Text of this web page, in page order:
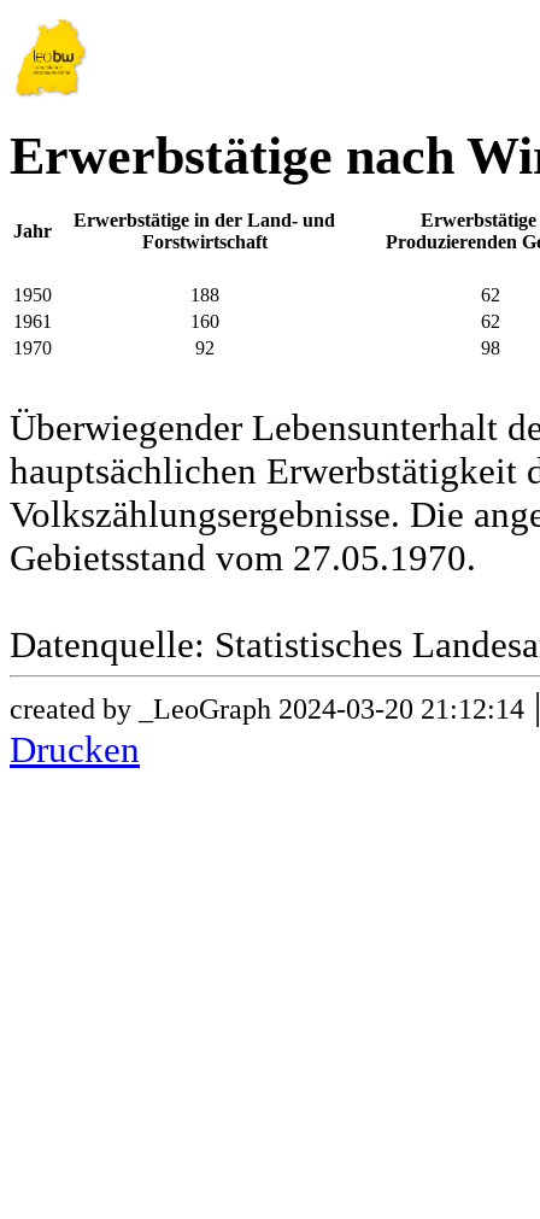
Erwerbstätige nach
Jahr
Erwerbstätige in der Land- und
Forstwirtschaft
Erwerbstätige
Produzierenden
1950 188
62
1961
160
62
1970
92 98
Überwiegender Lebensunterhalt
hauptsächlichen Erwerbstätigkeit
Volkszählungsergebnisse. Die
Gebietsstand vom 27.05.1970.
Datenquelle: Statistisches
created by _LeoGraph 2024-03-20 21:12:14
Drucken